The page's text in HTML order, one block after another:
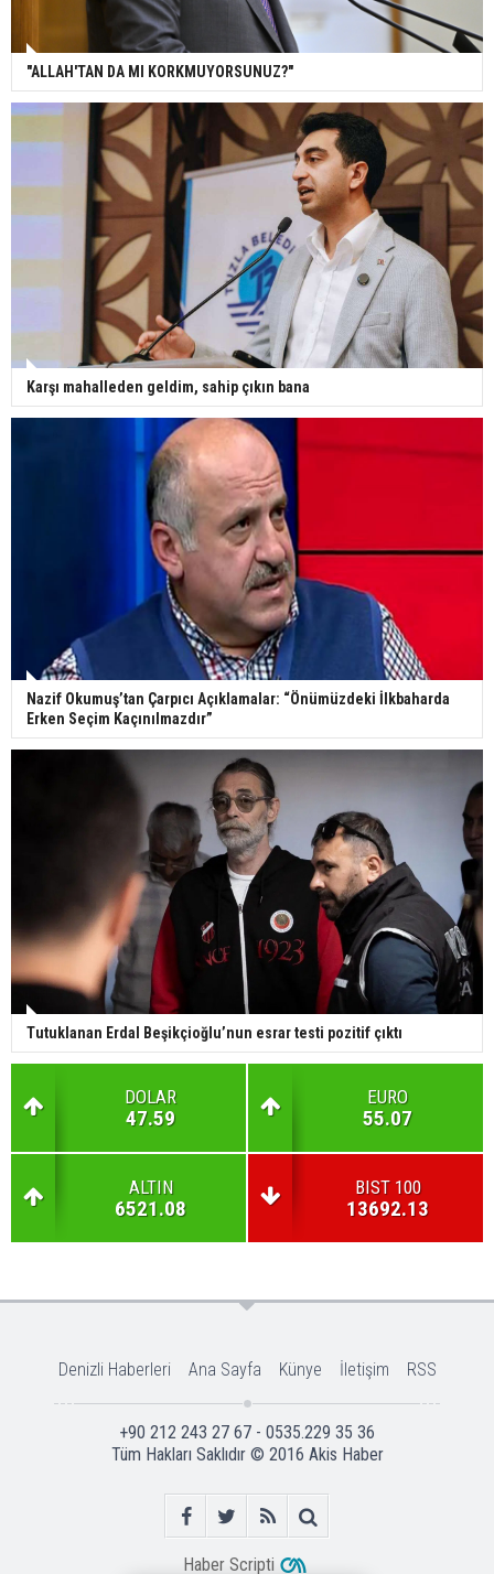
"ALLAH'TAN DA MI KORKMUYORSUNUZ?"
Karşı mahalleden geldim, sahip çıkın bana
Nazif Okumuş’tan Çarpıcı Açıklamalar: “Önümüzdeki İlkbaharda
Erken Seçim Kaçınılmazdır”
Tutuklanan Erdal Beşikçioğlu’nun esrar testi pozitif çıktı
DOLAR
47.59
EURO
55.07
ALTIN
6521.08
BIST 100
13692.13
Denizli Haberleri Ana Sayfa Künye İletişim RSS
+90 212 243 27 67 - 0535.229 35 36
Tüm Hakları Saklıdır © 2016 Akis Haber
Haber Scripti